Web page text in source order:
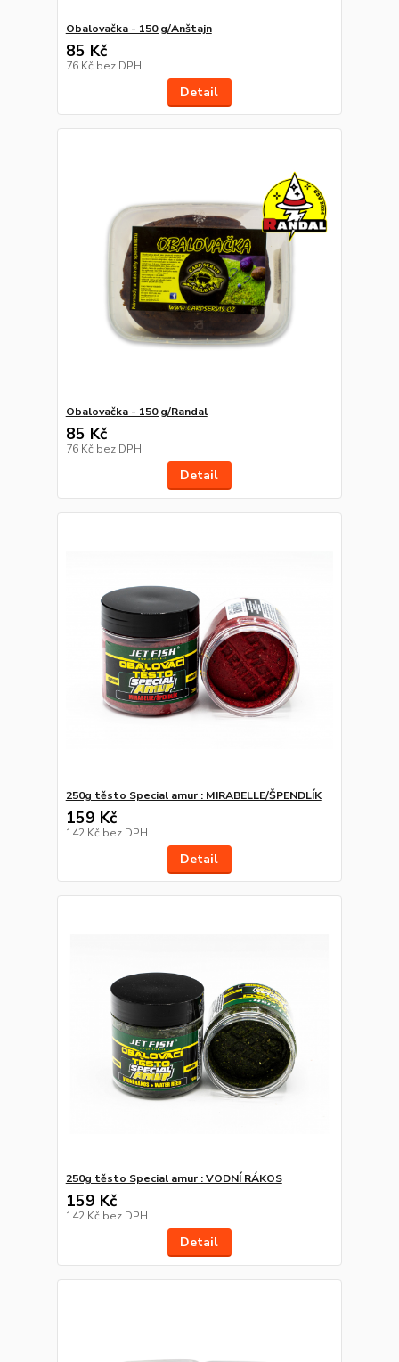
Obalovačka - 150 g/Anštajn
85 Kč
76 Kč bez DPH
Detail
Obalovačka - 150 g/Randal
85 Kč
76 Kč bez DPH
Detail
250g těsto Special amur : MIRABELLE/ŠPENDLÍK
159 Kč
142 Kč bez DPH
Detail
250g těsto Special amur : VODNÍ RÁKOS
159 Kč
142 Kč bez DPH
Detail